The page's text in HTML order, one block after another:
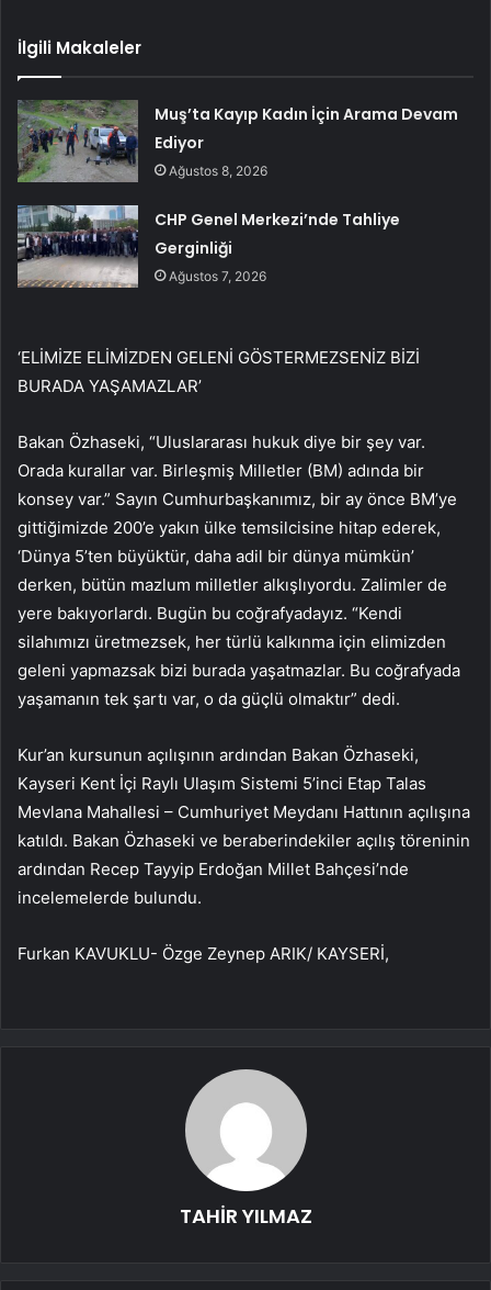
İlgili Makaleler
Muş’ta Kayıp Kadın İçin Arama Devam
Ediyor
Ağustos 8, 2026
CHP Genel Merkezi’nde Tahliye
Gerginliği
Ağustos 7, 2026
‘ELİMİZE ELİMİZDEN GELENİ GÖSTERMEZSENİZ BİZİ
BURADA YAŞAMAZLAR’
Bakan Özhaseki, “Uluslararası hukuk diye bir şey var.
Orada kurallar var. Birleşmiş Milletler (BM) adında bir
konsey var.” Sayın Cumhurbaşkanımız, bir ay önce BM’ye
gittiğimizde 200’e yakın ülke temsilcisine hitap ederek,
‘Dünya 5’ten büyüktür, daha adil bir dünya mümkün’
derken, bütün mazlum milletler alkışlıyordu. Zalimler de
yere bakıyorlardı. Bugün bu coğrafyadayız. “Kendi
silahımızı üretmezsek, her türlü kalkınma için elimizden
geleni yapmazsak bizi burada yaşatmazlar. Bu coğrafyada
yaşamanın tek şartı var, o da güçlü olmaktır” dedi.
Kur’an kursunun açılışının ardından Bakan Özhaseki,
Kayseri Kent İçi Raylı Ulaşım Sistemi 5’inci Etap Talas
Mevlana Mahallesi – Cumhuriyet Meydanı Hattının açılışına
katıldı. Bakan Özhaseki ve beraberindekiler açılış töreninin
ardından Recep Tayyip Erdoğan Millet Bahçesi’nde
incelemelerde bulundu.
Furkan KAVUKLU- Özge Zeynep ARIK/ KAYSERİ,
TAHİR YILMAZ